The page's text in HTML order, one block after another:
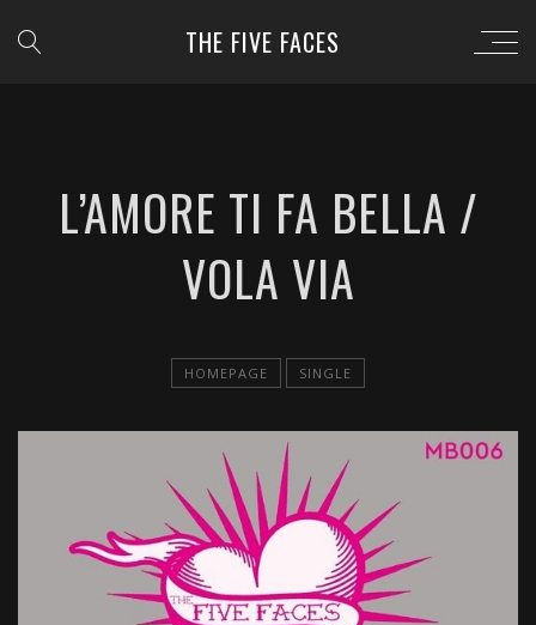
THE FIVE FACES
L’AMORE TI FA BELLA /
VOLA VIA
HOMEPAGE SINGLE